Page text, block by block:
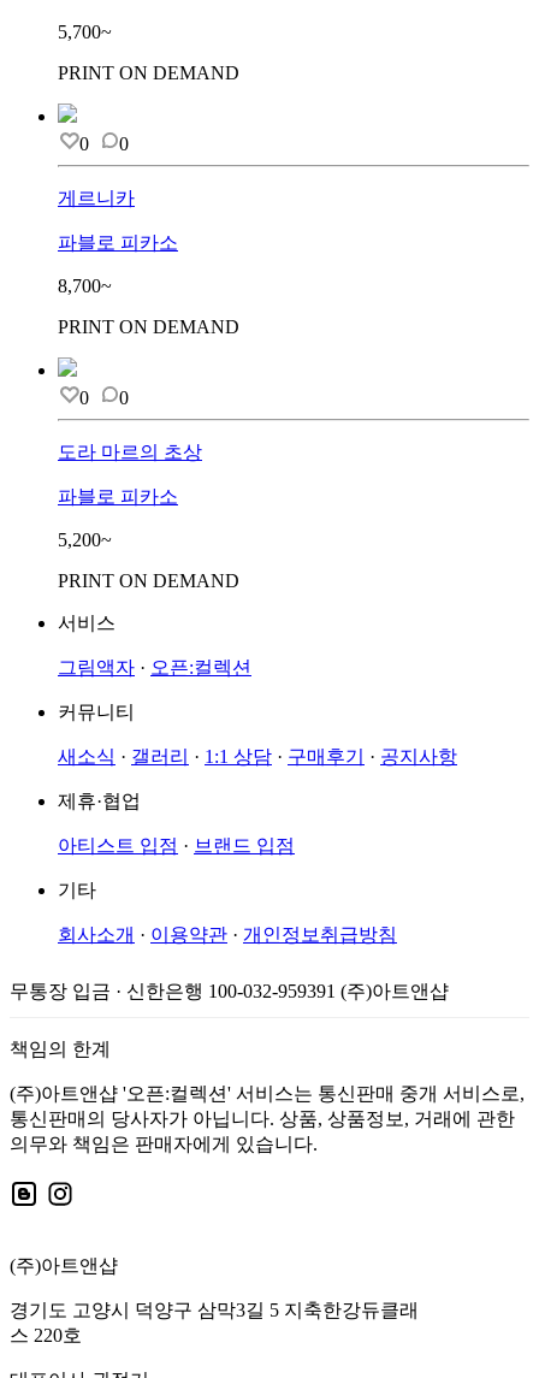
5,700~
PRINT ON DEMAND
0 0
게르니카
파블로 피카소
8,700~
PRINT ON DEMAND
0 0
도라 마르의 초상
파블로 피카소
5,200~
PRINT ON DEMAND
서비스
그림액자 · 오픈:컬렉션
커뮤니티
새소식 · 갤러리 · 1:1 상담 · 구매후기 · 공지사항
제휴·협업
아티스트 입점 · 브랜드 입점
기타
회사소개 · 이용약관 · 개인정보취급방침
무통장 입금 · 신한은행 100-032-959391 (주)아트앤샵
책임의 한계
(주)아트앤샵 '오픈:컬렉션' 서비스는 통신판매 중개 서비스로,
통신판매의 당사자가 아닙니다. 상품, 상품정보, 거래에 관한
의무와 책임은 판매자에게 있습니다.
(주)아트앤샵
경기도 고양시 덕양구 삼막3길 5 지축한강듀클래
스 220호